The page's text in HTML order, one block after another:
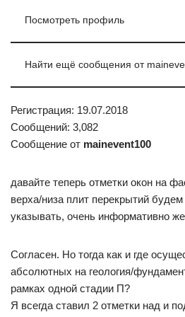
Посмотреть профиль
Найти ещё сообщения от
Регистрация: 19.07.2018
Сообщений: 3,082
Сообщение от mainevent100
давайте теперь отметки окон на
верха/низа плит перекрытий
указывать, очень информативно
Согласен. Но тогда как и где
абсолютных на геология/
рамках одной стадии П?
Я всегда ставил 2 отметки над и